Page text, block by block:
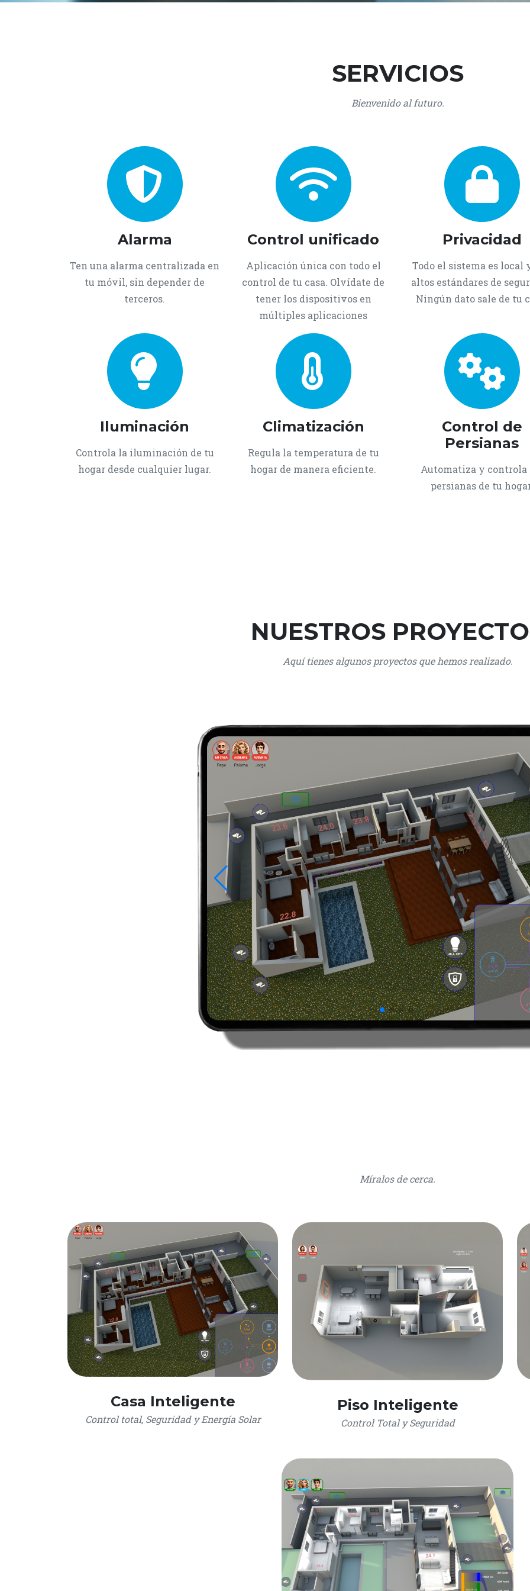
SERVICIOS
Bienvenido al futuro.
Alarma
Ten una alarma centralizada en
tu móvil, sin depender de
terceros.
Control unificado
Aplicación única con todo el
control de tu casa. Olvídate de
tener los dispositivos en
múltiples aplicaciones
Privacidad
Todo el sistema es local
altos estándares de
Ningún dato sale de tu
Iluminación
Controla la iluminación de tu
hogar desde cualquier lugar.
Climatización
Regula la temperatura de tu
hogar de manera eficiente.
Control de
Persianas
Automatiza y controla
persianas de tu
NUESTROS
Aquí tienes algunos proyectos que hemos realizado.
Míralos de cerca.
Casa Inteligente
Control total, Seguridad y Energía Solar
Piso Inteligente
Control Total y Seguridad